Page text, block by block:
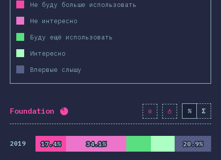
Не буду больше использовать
Не интересно
Буду ещё использовать
Интересно
Впервые слышу
Foundation Процент заполнения: 82.1 % ( 9430
% Σ
2019 17.4%
17.4% 34.1%
34.1% 20.9%
20.9%